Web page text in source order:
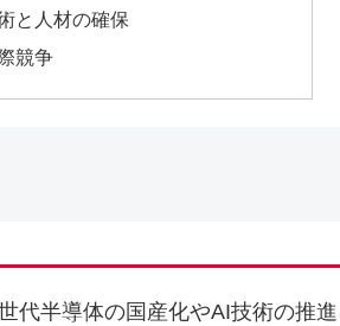
と人材の確保
競争
代半導体の国産化やAI技術の推